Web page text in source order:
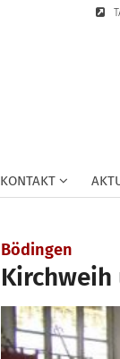
KONTAKT
Bödingen